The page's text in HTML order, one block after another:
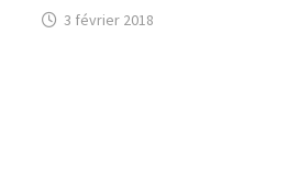
3 février 2018